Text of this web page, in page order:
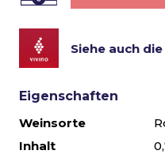
Siehe auch
Eigenschaften
Weinsorte
Inhalt